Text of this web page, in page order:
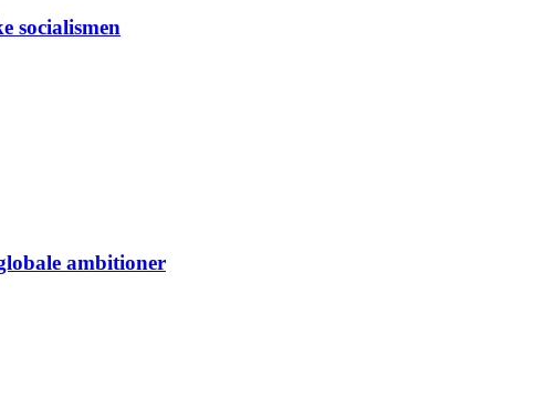
socialismen
ambitioner